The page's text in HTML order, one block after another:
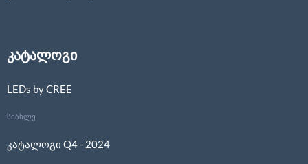
კატალოგი
LEDs by CREE
სიახლე
კატალოგი Q4 - 2024